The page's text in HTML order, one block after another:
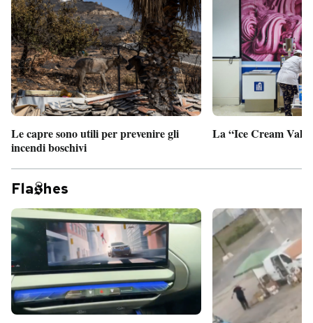
Le capre sono utili per prevenire gli
incendi boschivi
La “Ice Cream
Fla hes